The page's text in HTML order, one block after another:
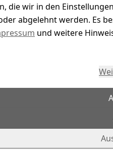
Artikel abgegeben
die wir in den
abgelehnt werden. Es
und weitere